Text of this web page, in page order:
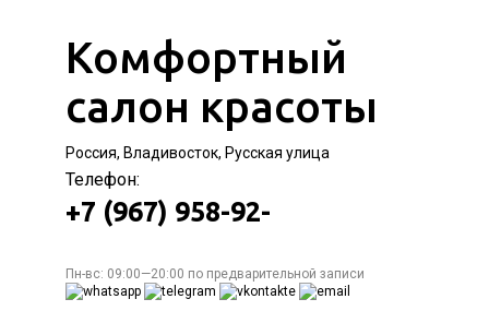
Комфортный
салон красоты
Россия, Владивосток, Русская улица
Телефон:
+7 (967) 958-92-
Пн-вс: 09:00—20:00 по предварительной записи